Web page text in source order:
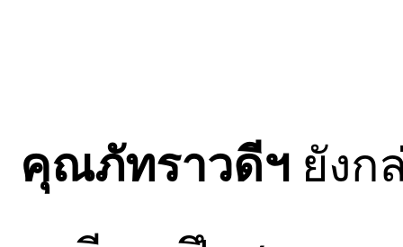
คุณภัทราวดีฯยังก